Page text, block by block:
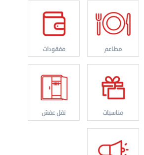
مطاعم مفقودات
مناسبات نقل عفش